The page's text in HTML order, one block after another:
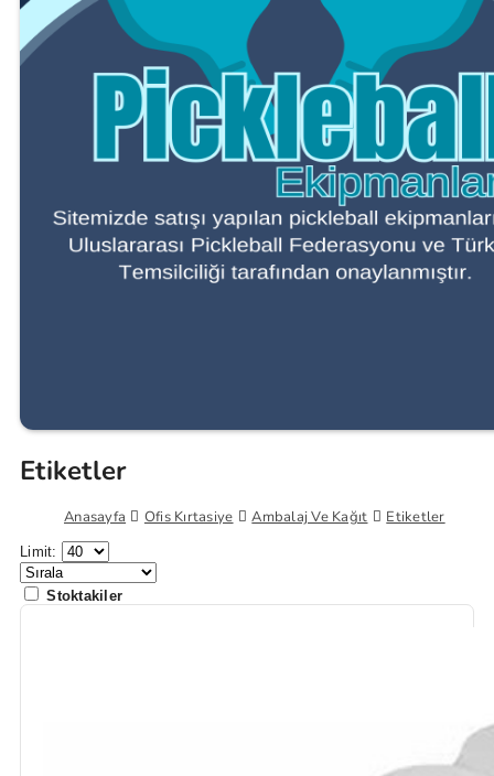
Etiketler
Anasayfa Ofis Kırtasiye Ambalaj Ve Kağıt Etiketler
Limit:
Stoktakiler